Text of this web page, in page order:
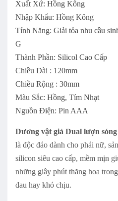
Xuất Xứ: Hồng Kông
Nhập Khẩu: Hồng Kông
Tính Năng: Giải tỏa nhu cầu
G
Thành Phần: Silicol Cao Cấp
Chiều Dài : 120mm
Chiều Rộng : 30mm
Màu Sắc: Hồng, Tím Nhạt
Nguồn Điện: Pin AAA
Dương vật giả Dual lượn sóng
là độc đáo dành cho phái nữ,
silicon siêu cao cấp, mềm mịn
những giây phút thăng hoa
đau hay khó chịu.